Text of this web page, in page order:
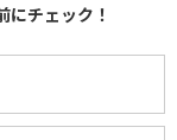
にチェック！